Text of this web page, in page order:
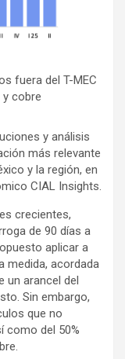
fuera del T-MEC
y cobre
y análisis
más relevante
y la región, en
CIAL Insights.
crecientes,
de 90 días a
aplicar a
medida, acordada
un arancel del
Sin embargo,
que no
como del 50%